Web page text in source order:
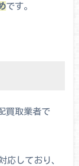
です。
買取業者で
応しており、